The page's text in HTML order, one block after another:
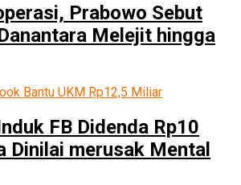
Prabowo Sebut
Melejit hingga
FB Didenda Rp10
Dinilai merusak Mental